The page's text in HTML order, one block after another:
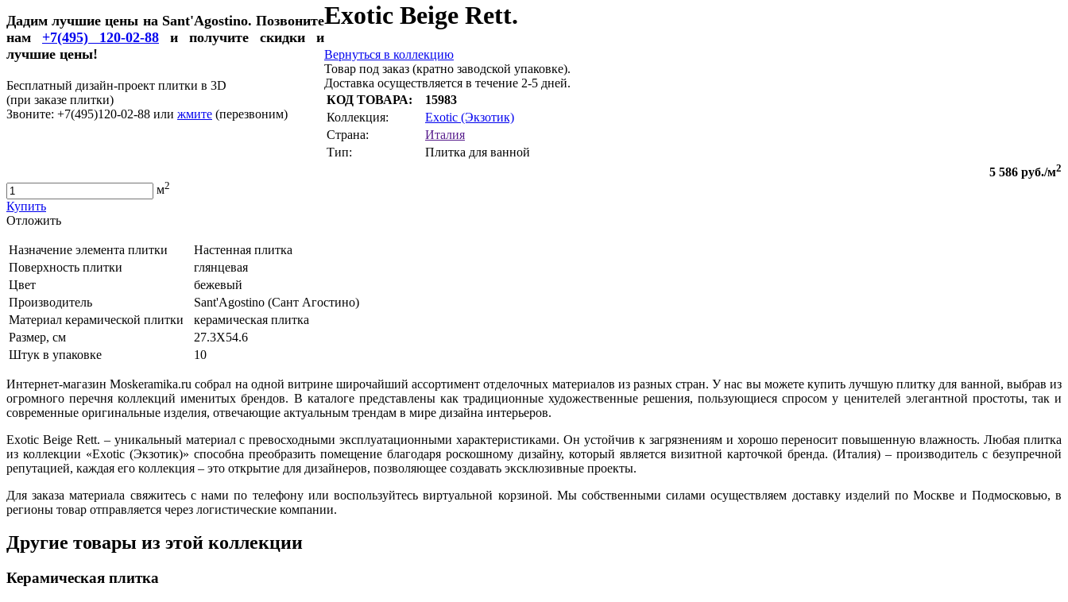
Дадим лучшие цены на Sant'Agostino. Позвоните
нам +7(495) 120-02-88 и получите скидки и
лучшие цены!
Бесплатный дизайн-проект плитки в 3D
(при заказе плитки)
Звоните: +7(495)120-02-88 или жмите (перезвоним)
Exotic Beige Rett.
Вернуться в коллекцию
Товар под заказ (кратно заводской упаковке).
Доставка осуществляется в течение 2-5 дней.
КОД ТОВАРА:
15983
Коллекция:
Exotic (Экзотик)
Страна:
Италия
Тип:
Плитка для ванной
5 586 руб./м2
м2
Купить
Oтложить
Назначение элемента плитки
Настенная плитка
Поверхность плитки
глянцевая
Цвет
бежевый
Производитель
Sant'Agostino (Сант Агостино)
Материал керамической плитки
керамическая плитка
Размер, см
27.3X54.6
Штук в упаковке
10
Интернет-магазин Moskeramika.ru собрал на одной витрине широчайший ассортимент отделочных материалов из разных стран. У нас вы можете купить лучшую плитку для ванной, выбрав из
огромного перечня коллекций именитых брендов. В каталоге представлены как традиционные художественные решения, пользующиеся спросом у ценителей элегантной простоты, так и
современные оригинальные изделия, отвечающие актуальным трендам в мире дизайна интерьеров.
Exotic Beige Rett. – уникальный материал с превосходными эксплуатационными характеристиками. Он устойчив к загрязнениям и хорошо переносит повышенную влажность. Любая плитка
из коллекции «Exotic (Экзотик)» способна преобразить помещение благодаря роскошному дизайну, который является визитной карточкой бренда. (Италия) – производитель с безупречной
репутацией, каждая его коллекция – это открытие для дизайнеров, позволяющее создавать эксклюзивные проекты.
Для заказа материала свяжитесь с нами по телефону или воспользуйтесь виртуальной корзиной. Мы собственными силами осуществляем доставку изделий по Москве и Подмосковью, в
регионы товар отправляется через логистические компании.
Другие товары из этой коллекции
Керамическая плитка